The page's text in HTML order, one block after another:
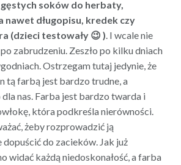
soków do herbaty,
nawet długopisu, kredek czy
(dzieci testowały 😉 ) . I wcale nie
zabrudzeniu. Zeszło po kilku dniach
Ostrzegam tutaj jedynie, że
tą farbą jest bardzo trudne, a
nas. Farba jest bardzo twarda i
która podkreśla nierówności.
żeby rozprowadzić ją
do zacieków. Jak już
widać każdą niedoskonałość, a farba